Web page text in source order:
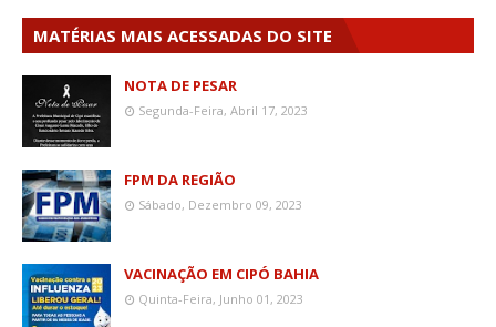
MATÉRIAS MAIS ACESSADAS DO SITE
NOTA DE PESAR
Segunda-Feira, Abril 17, 2023
FPM DA REGIÃO
Sábado, Dezembro 09, 2023
VACINAÇÃO EM CIPÓ BAHIA
Quinta-Feira, Junho 01, 2023